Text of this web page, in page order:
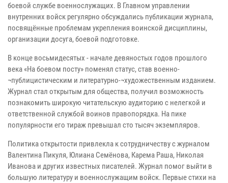
боевой службе военнослужащих. В Главном управлении
внутренних войск регулярно обсуждались публикации журнала,
посвящённые проблемам укрепления воинской дисциплины,
организации досуга, боевой подготовке.
В конце восьмидесятых - начале девяностых годов прошлого
века «На боевом посту» поменял статус, став военно-
¬публицистическим и литературно-¬художественным изданием.
Журнал стал открытым для общества, получил возможность
познакомить широкую читательскую аудиторию с нелегкой и
ответственной службой воинов правопорядка. На пике
популярности его тираж превышал сто тысяч экземпляров.
Политика открытости привлекла к сотрудничеству с журналом
Валентина Пикуля, Юлиана Семёнова, Карема Раша, Николая
Иванова и других известных писателей. Журнал помог выйти в
большую литературу и военнослужащим войск. Первые стихи на